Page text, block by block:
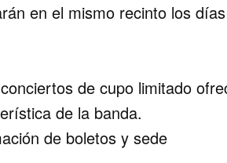
en el mismo recinto los
de cupo limitado
de la banda.
de boletos y sede